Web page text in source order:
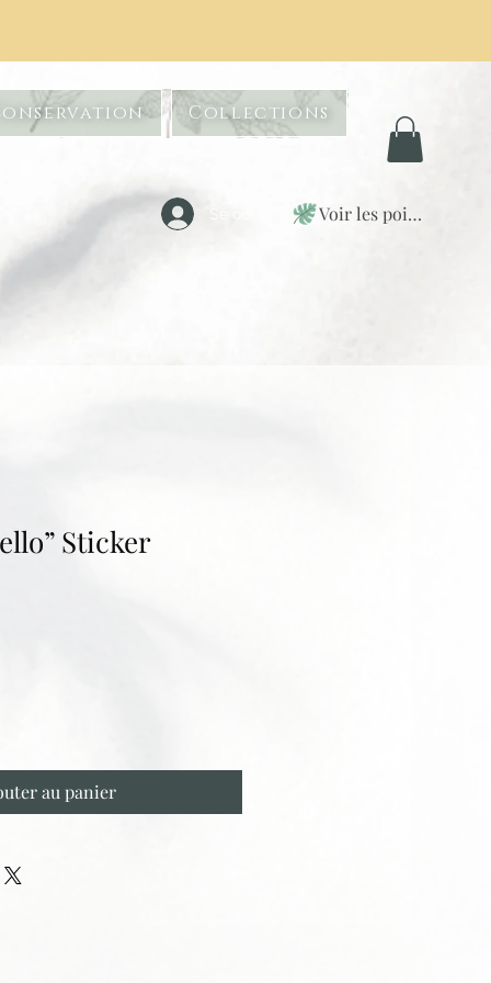
Collections
Se connecter Voir les points
Sticker
au panier